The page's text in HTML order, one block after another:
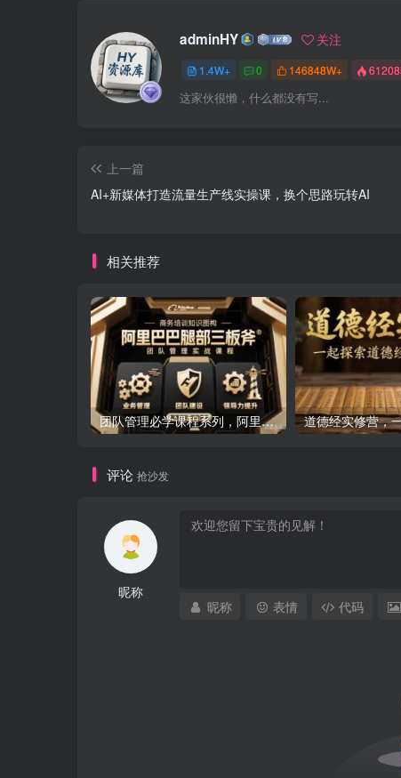
adminHY 关注
1.4W+ 0 146848W+
这家伙很懒，什么都没有写...
上一篇
AI+新媒体打造流量生产线实操课，换个思路玩转AI
相关推荐
团队管理必学课程系列，阿里巴巴“腿部三板斧”
评论 抢沙发
昵称
昵称 表情 代码